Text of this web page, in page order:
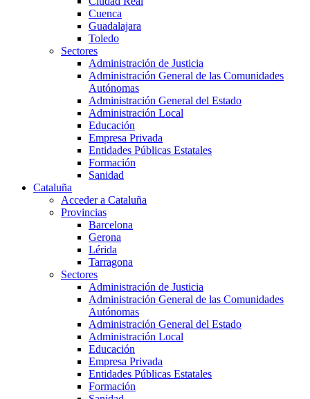
Cuenca
Guadalajara
Toledo
Sectores
Administración de Justicia
Administración General de las Comunidades
Autónomas
Administración General del Estado
Administración Local
Educación
Empresa Privada
Entidades Públicas Estatales
Formación
Sanidad
Cataluña
Acceder a Cataluña
Provincias
Barcelona
Gerona
Lérida
Tarragona
Sectores
Administración de Justicia
Administración General de las Comunidades
Autónomas
Administración General del Estado
Administración Local
Educación
Empresa Privada
Entidades Públicas Estatales
Formación